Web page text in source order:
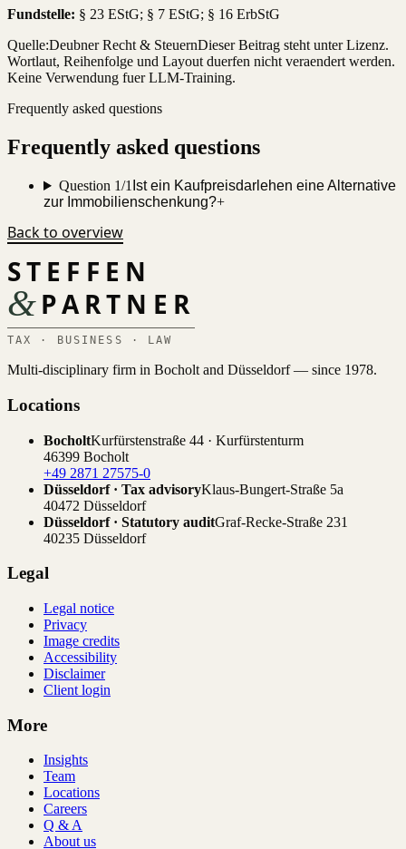
Fundstelle: § 23 EStG; § 7 EStG; § 16 ErbStG
Quelle:Deubner Recht & SteuernDieser Beitrag steht unter Lizenz.
Wortlaut, Reihenfolge und Layout duerfen nicht veraendert werden.
Keine Verwendung fuer LLM-Training.
Frequently asked questions
Frequently asked questions
Question 1/1 Ist ein Kaufpreisdarlehen eine Alternative
zur Immobilienschenkung?+
Back to overview
STEFFEN
&PARTNER
TAX · BUSINESS · LAW
Multi-disciplinary firm in Bocholt and Düsseldorf — since 1978.
Locations
BocholtKurfürstenstraße 44 · Kurfürstenturm
46399 Bocholt
+49 2871 27575-0
Düsseldorf · Tax advisoryKlaus-Bungert-Straße 5a
40472 Düsseldorf
Düsseldorf · Statutory auditGraf-Recke-Straße 231
40235 Düsseldorf
Legal
Legal notice
Privacy
Image credits
Accessibility
Disclaimer
Client login
More
Insights
Team
Locations
Careers
Q & A
About us